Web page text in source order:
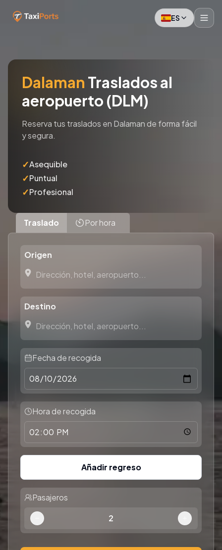
ES
Dalaman Traslados al
aeropuerto (DLM)
Reserva tus traslados en Dalaman de forma fácil
y segura.
✓Asequible
✓Puntual
✓Profesional
Traslado Por hora
Origen
Destino
Fecha de recogida
Hora de recogida
Añadir regreso
Pasajeros
2